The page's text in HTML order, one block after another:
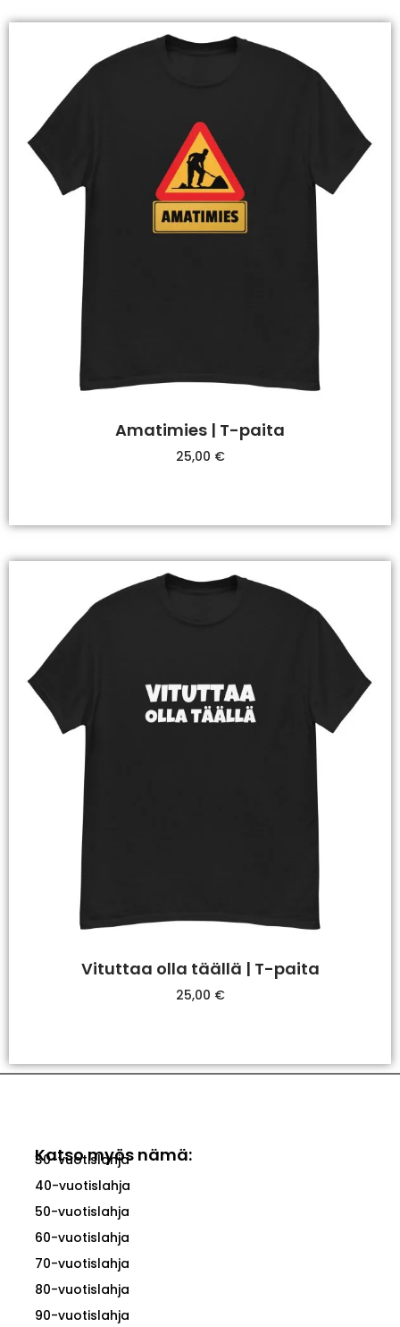
Amatimies | T-paita
25,00 €
Vituttaa olla täällä | T-paita
25,00 €
Katso myös nämä:
30-vuotislahja
40-vuotislahja
50-vuotislahja
60-vuotislahja
70-vuotislahja
80-vuotislahja
90-vuotislahja